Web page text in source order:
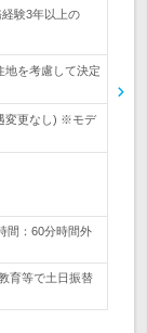
験3年以上の
を考慮して決定
変更なし) ※モデ
間：60分時間外
育等で土日振替